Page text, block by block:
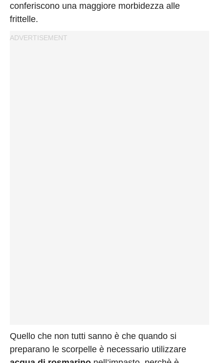
conferiscono una maggiore morbidezza alle
frittelle.
Quello che non tutti sanno è che quando si
preparano le scorpelle è necessario utilizzare